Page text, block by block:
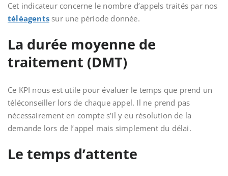
Cet indicateur concerne le nombre d’appels traités par nos
téléagents sur une période donnée.
La durée moyenne de
traitement (DMT)
Ce KPI nous est utile pour évaluer le temps que prend un
téléconseiller lors de chaque appel. Il ne prend pas
nécessairement en compte s’il y eu résolution de la
demande lors de l’appel mais simplement du délai.
Le temps d’attente